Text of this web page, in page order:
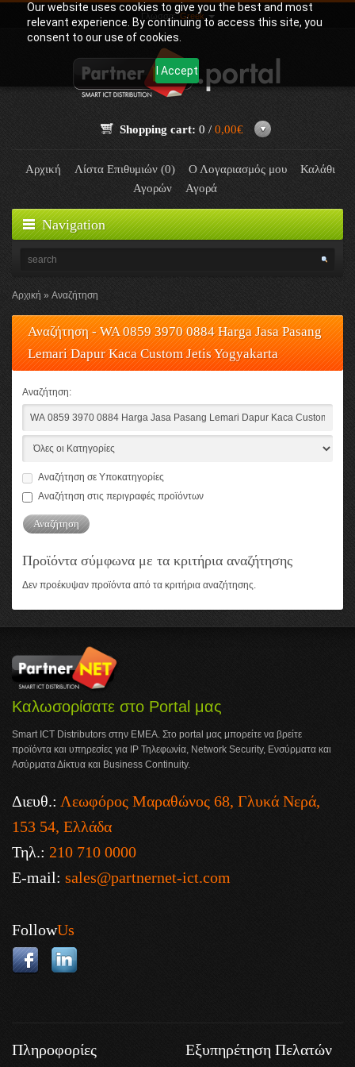
Our website uses cookies to give you the best and most
relevant experience. By continuing to access this site, you
consent to our use of cookies.
I Accept
Γλώσσα:Greek
Shopping cart: 0 / 0,00€
Αρχική Λίστα Επιθυμιών (0) Ο Λογαριασμός μου
Καλάθι
Αγορών
Αγορά
Navigation
Αρχική Αναζήτηση
Αναζήτηση - WA 0859 3970 0884 Harga Jasa Pasang
Lemari Dapur Kaca Custom Jetis Yogyakarta
Αναζήτηση:
Αναζήτηση σε Υποκατηγορίες
Αναζήτηση στις περιγραφές προϊόντων
Προϊόντα σύμφωνα με τα κριτήρια αναζήτησης
Δεν προέκυψαν προϊόντα από τα κριτήρια αναζήτησης.
Καλωσορίσατε στο Portal μας
Smart ICT Distributors στην ΕΜΕΑ. Στο portal μας μπορείτε να βρείτε
προϊόντα και υπηρεσίες για IP Τηλεφωνία, Network Security, Ενσύρματα και
Ασύρματα Δίκτυα και Business Continuity.
Διευθ.: Λεωφόρος Μαραθώνος 68, Γλυκά Νερά,
153 54, Ελλάδα
Τηλ.: 210 710 0000
E-mail: sales@partnernet-ict.com
FollowUs
Πληροφορίες Εξυπηρέτηση Πελατών